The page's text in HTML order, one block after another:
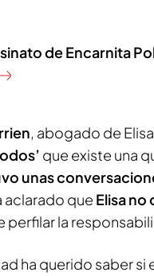
de Encarnita
, abogado de
que existe una
unas
aclarado que Elisa
perfilar la
ha querido saber